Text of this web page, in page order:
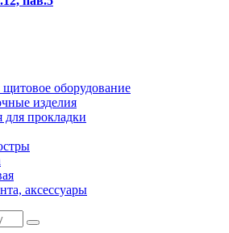
оборудование
изделия
для прокладки
аксессуары